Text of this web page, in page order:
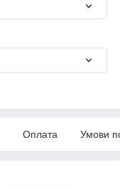
Оплата Умови